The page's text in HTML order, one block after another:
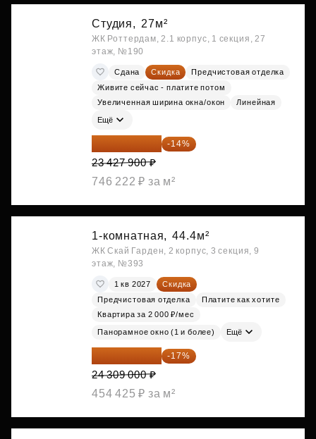
Студия, 27м²
ЖК Роттердам, 2.1 корпус, 1 секция, 27
этаж, №190
Сдана Скидка
Предчистовая отделка
Живите сейчас - платите потом
Увеличенная ширина окна/окон
Линейная
Ещё
20 147 994 ₽ -14%
23 427 900 ₽
746 222 ₽ за м²
1-комнатная, 44.4м²
ЖК Скай Гарден, 2 корпус, 3 секция, 9
этаж, №393
1 кв 2027
Скидка
Предчистовая отделка
Платите как хотите
Квартира за 2 000 ₽/мес
Панорамное окно (1 и более) Ещё
20 176 470 ₽ -17%
24 309 000 ₽
454 425 ₽ за м²